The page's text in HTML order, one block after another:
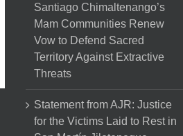
Santiago Chimaltenango’s
Mam Communities Renew
Vow to Defend Sacred
Territory Against Extractive
Threats
Statement from AJR: Justice
for the Victims Laid to Rest in